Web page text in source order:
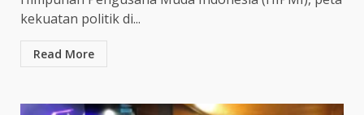
kekuatan politik di...
Read More